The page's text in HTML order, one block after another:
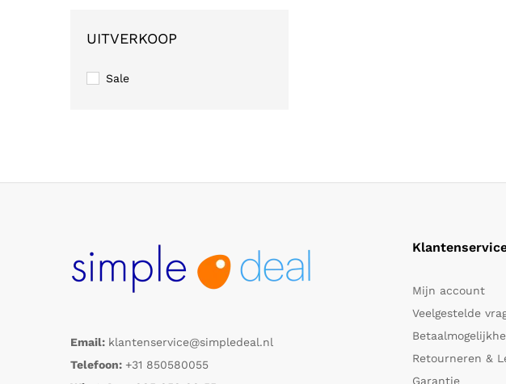
UITVERKOOP
Sale
Email: klantenservice@simpledeal.nl
Telefoon: +31 850580055
Mijn account
Veelgestelde
Retourneren &
Garantie